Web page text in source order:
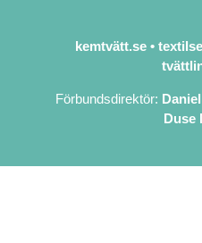
kemtvätt.se •
Förbundsdirektör:
Duse